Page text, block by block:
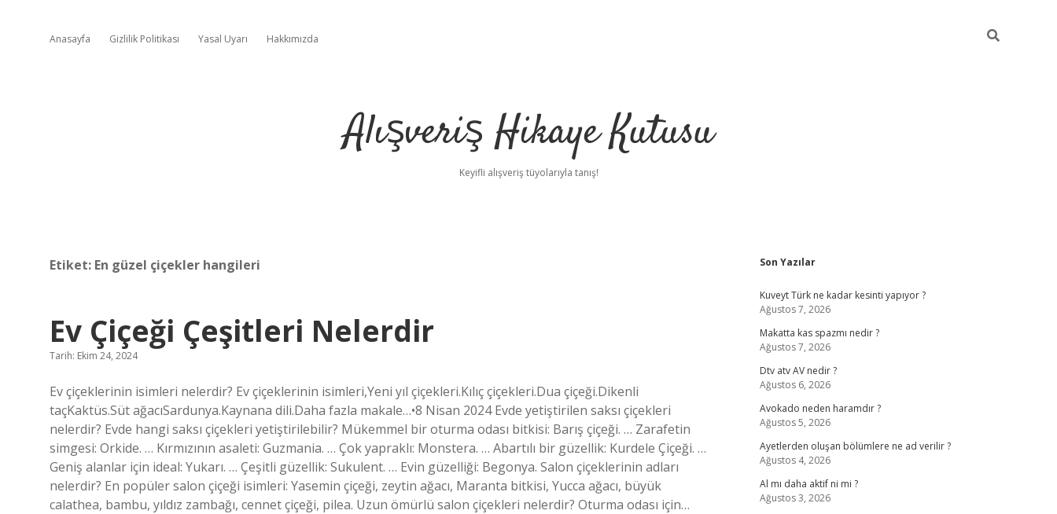
Anasayfa Gizlilik Politikası Yasal Uyarı Hakkımızda
Alışveriş Hikaye Kutusu
Keyifli alışveriş tüyolarıyla tanış!
Etiket: En güzel çiçekler hangileri
Ev Çiçeği Çeşitleri Nelerdir
Tarih: Ekim 24, 2024
Ev çiçeklerinin isimleri nelerdir? Ev çiçeklerinin isimleri,Yeni yıl çiçekleri.Kılıç çiçekleri.Dua çiçeği.Dikenli
taçKaktüs.Süt ağacıSardunya.Kaynana dili.Daha fazla makale…•8 Nisan 2024 Evde yetiştirilen saksı çiçekleri
nelerdir? Evde hangi saksı çiçekleri yetiştirilebilir? Mükemmel bir oturma odası bitkisi: Barış çiçeği. … Zarafetin
simgesi: Orkide. … Kırmızının asaleti: Guzmania. … Çok yapraklı: Monstera. … Abartılı bir güzellik: Kurdele Çiçeği. …
Geniş alanlar için ideal: Yukarı. … Çeşitli güzellik: Sukulent. … Evin güzelliği: Begonya. Salon çiçeklerinin adları
nelerdir? En popüler salon çiçeği isimleri: Yasemin çiçeği, zeytin ağacı, Maranta bitkisi, Yucca ağacı, büyük
calathea, bambu, yıldız zambağı, cennet çiçeği, pilea. Uzun ömürlü salon çiçekleri nelerdir? Oturma odası için…
Sidebar
Son Yazılar
Kuveyt Türk ne kadar kesinti yapıyor ?
Ağustos 7, 2026
Makatta kas spazmı nedir ?
Ağustos 7, 2026
Dtv atv AV nedir ?
Ağustos 6, 2026
Avokado neden haramdır ?
Ağustos 5, 2026
Ayetlerden oluşan bölümlere ne ad verilir ?
Ağustos 4, 2026
Al mı daha aktif ni mi ?
Ağustos 3, 2026